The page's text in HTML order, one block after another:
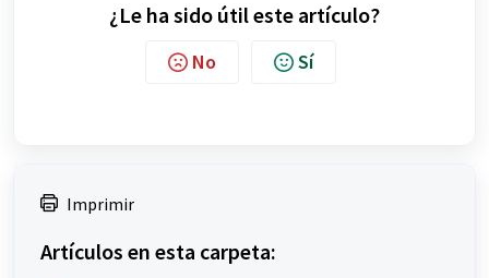
¿Le ha sido útil este artículo?
No Sí
Imprimir
Artículos en esta carpeta: